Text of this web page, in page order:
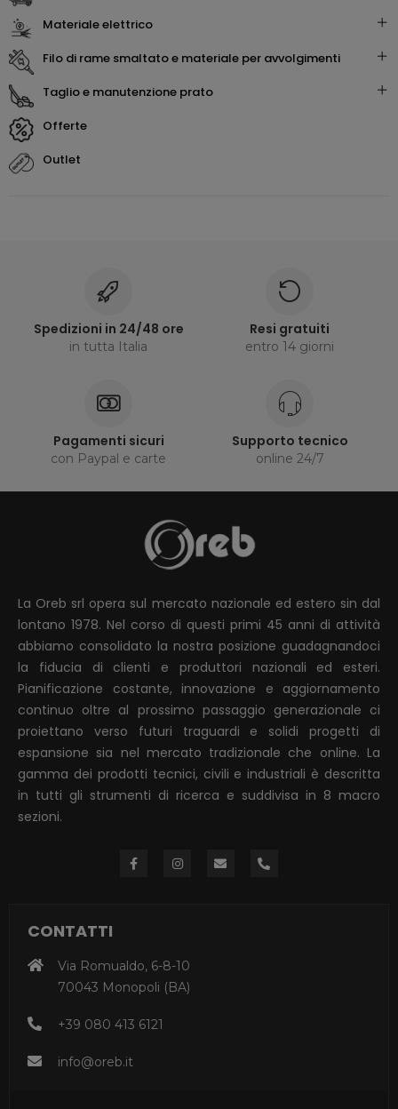
materiale elettrico
filo di rame smaltato e materiale per avvolgimenti
taglio e manutenzione prato
offerte
outlet
Spedizioni in 24/48 ore
in tutta Italia
Resi gratuiti
entro 14 giorni
Pagamenti sicuri
con Paypal e carte
Supporto tecnico
online 24/7
La Oreb srl opera sul mercato nazionale ed estero sin dal
lontano 1978. Nel corso di questi primi 45 anni di attività
abbiamo consolidato la nostra posizione guadagnandoci
la fiducia di clienti e produttori nazionali ed esteri.
Pianificazione costante, innovazione e aggiornamento
continuo oltre al prossimo passaggio generazionale ci
proiettano verso futuri traguardi e solidi progetti di
espansione sia nel mercato tradizionale che online. La
gamma dei prodotti tecnici, civili e industriali è descritta
in tutti gli strumenti di ricerca e suddivisa in 8 macro
sezioni.
CONTATTI
Via Romualdo, 6-8-10
70043 Monopoli (BA)
+39 080 413 6121
info@oreb.it